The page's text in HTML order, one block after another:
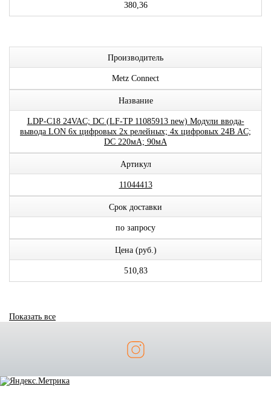
380,36
Производитель
Metz Connect
Название
LDP-C18 24VAC; DC (LF-TP 11085913 new) Модули ввода-
вывода LON 6x цифровых 2x релейных; 4x цифровых 24В AC;
DC 220мА; 90мА
Артикул
11044413
Срок доставки
по запросу
Цена (руб.)
510,83
Показать все